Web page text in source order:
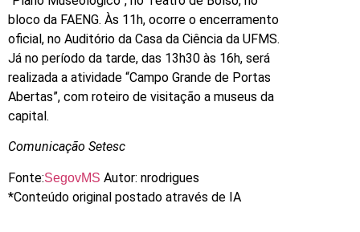
bloco da FAENG. Às 11h, ocorre o encerramento
oficial, no Auditório da Casa da Ciência da UFMS.
Já no período da tarde, das 13h30 às 16h, será
realizada a atividade “Campo Grande de Portas
Abertas”, com roteiro de visitação a museus da
capital.
Comunicação Setesc
Fonte:SegovMS Autor: nrodrigues
*Conteúdo original postado através de IA